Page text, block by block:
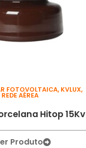
FOTOVOLTAICA, KVLUX,
REDE AÉREA
Hitop 15Kv
Produto